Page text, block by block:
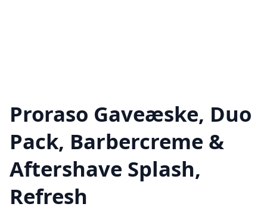
Proraso Gaveæske, Duo
Pack, Barbercreme &
Aftershave Splash,
Refresh